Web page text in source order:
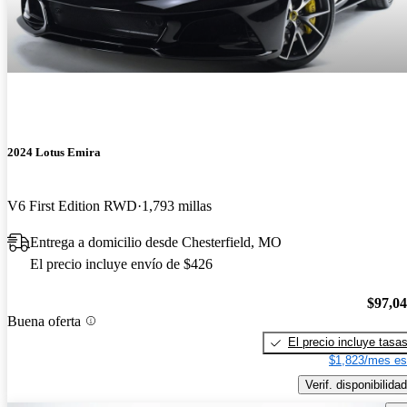
2024 Lotus Emira
V6 First Edition RWD 1,793 millas
Entrega a domicilio desde Chesterfield, MO
El precio incluye envío de $426
Buena oferta
El precio incluye tasas
$1,823/mes
Verif. disponibilidad